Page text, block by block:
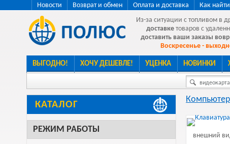
Новости Возврат и обмен Оплата и доставка Как найти
Из-за ситуации с топливом в
доставке товаров с
доставить ваши заказы
Воскресенье -
ВЫГОДНО! ХОЧУ ДЕШЕВЛЕ! УЦЕНКА НОВИНКИ
КАТАЛОГ
РЕЖИМ РАБОТЫ
внешний